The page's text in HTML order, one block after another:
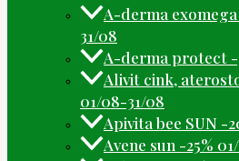
A-derma
31/08
A-derma protect -
Alivit cink,
01/08-31/08
Apivita bee SUN -
Avene sun -25%